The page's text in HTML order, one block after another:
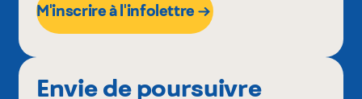
M'inscrire à l'infolettre
Envie de poursuivre